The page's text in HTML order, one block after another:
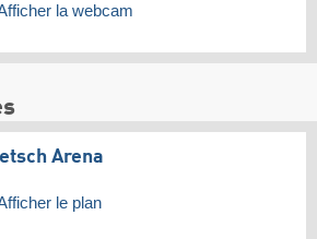
la webcam
Arena
le plan